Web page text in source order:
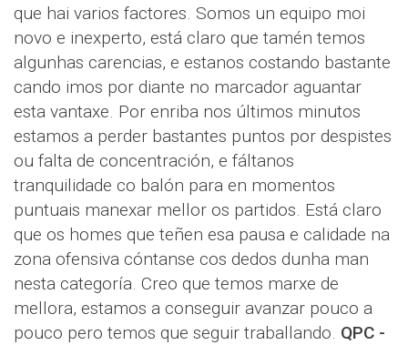
que hai varios factores. Somos un equipo moi
novo e inexperto, está claro que tamén temos
algunhas carencias, e estanos costando bastante
cando imos por diante no marcador aguantar
esta vantaxe. Por enriba nos últimos minutos
estamos a perder bastantes puntos por despistes
ou falta de concentración, e fáltanos
tranquilidade co balón para en momentos
puntuais manexar mellor os partidos. Está claro
que os homes que teñen esa pausa e calidade na
zona ofensiva cóntanse cos dedos dunha man
nesta categoría. Creo que temos marxe de
mellora, estamos a conseguir avanzar pouco a
pouco pero temos que seguir traballando. QPC -